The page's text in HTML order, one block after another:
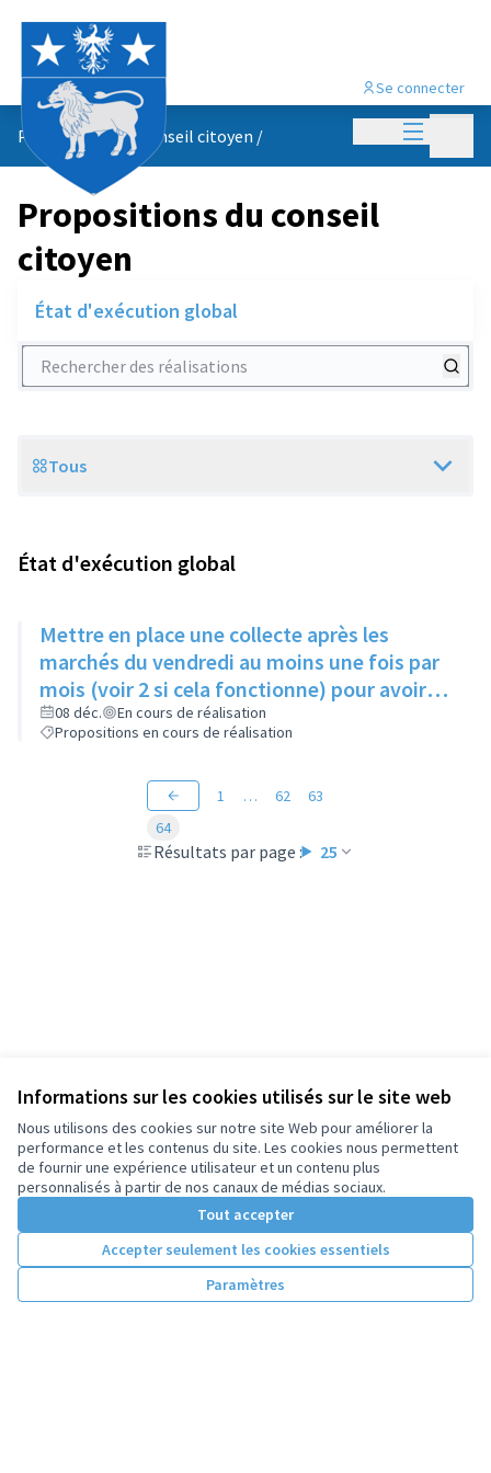
Informations sur les cookies utilisés sur le site web
Nous utilisons des cookies sur notre site Web pour améliorer la
performance et les contenus du site. Les cookies nous permettent
de fournir une expérience utilisateur et un contenu plus
personnalisés à partir de nos canaux de médias sociaux.
Tout accepter
Accepter seulement les cookies essentiels
Paramètres
Menu
Se connecter
Propositions du conseil citoyen /
Propositions du conseil
citoyen
État d'exécution global
Rechercher des réalisations
Scope
Tous
État d'exécution global
Mettre en place une collecte après les
marchés du vendredi au moins une fois par
mois (voir 2 si cela fonctionne) pour avoir
des produits frais pour l'Epice'Rill
08 déc.
En cours de réalisation
Propositions en cours de réalisation
Résultats par page : 25
1 … 62
63
64